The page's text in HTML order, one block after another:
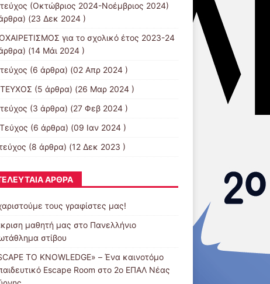
(Οκτώβριος 2024-Νοέμβριος 2024)
(23 Δεκ 2024 )
για το σχολικό έτος 2023-24
(14 Μάι 2024 )
(6 άρθρα) (02 Απρ 2024 )
(5 άρθρα) (26 Μαρ 2024 )
(3 άρθρα) (27 Φεβ 2024 )
(6 άρθρα) (09 Ιαν 2024 )
(8 άρθρα) (12 Δεκ 2023 )
ΆΡΘΡΑ
τους γραφίστες μας!
μαθητή μας στο Πανελλήνιο
στίβου
TO KNOWLEDGE» – Ένα καινοτόμο
Escape Room στο 2ο ΕΠΑΛ Νέας